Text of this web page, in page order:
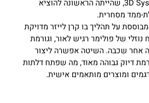
את החברה 3D Systems, שהייתה הראשונה להוציא
ממד מסחרית.
על תהליך בו קרן לייזר מדויקת
של פולימר רגיש לאור, וגורמת
אחר שכבה. השיטה אפשרה ליצור
דיוק גבוהה מאוד, מה שפתח דלתות
ומוצרים מותאמים אישית.